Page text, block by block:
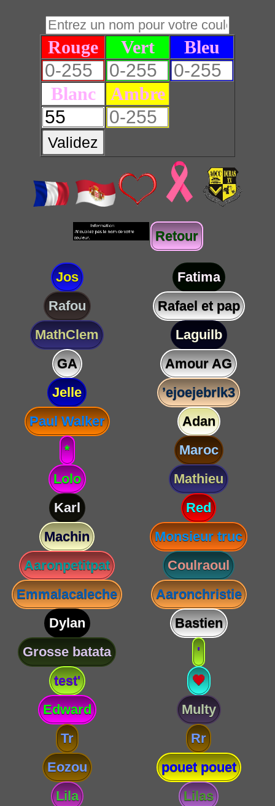
Rouge Vert Bleu
Blanc Ambre
Validez
Retour
Jos
Fatima
Rafou
Rafael et pap
MathClem
Laguilb
GA
Amour AG
Jelle
’ejoejebrlk3
Paul Walker
Adan
*
Maroc
Lolo
Mathieu
Karl
Red
Machin
Monsieur truc
Aaronpetitpat
Coulraoul
Emmalacaleche
Aaronchristie
Dylan
Bastien
Grosse batata
'
test'
💗
Edward
Multy
Tr
Rr
Eozou
pouet pouet
Lila
Lilas